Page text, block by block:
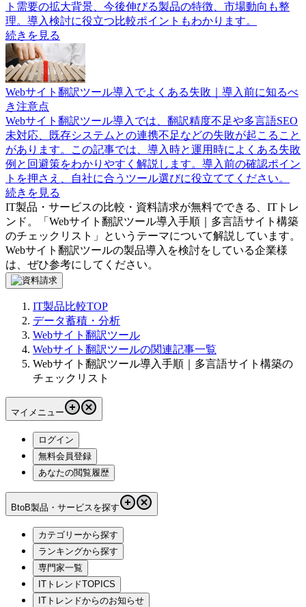
ト需要の拡大背景、今後伸びる製品の特徴、市場動向も整
理。導入検討に役立つ比較ポイントもわかります。
続きを見る
Webサイト翻訳ツール導入でよくある失敗｜導入前に知るべ
き注意点
Webサイト翻訳ツール導入では、翻訳精度不足や多言語SEO
未対応、既存システムとの連携不足などの失敗が起こること
があります。この記事では、導入時と運用時によくある失敗
例と回避策をわかりやすく解説します。導入前の確認ポイン
トを押さえ、自社に合うツール選びに役立ててください。
続きを見る
IT製品・サービスの比較・資料請求が無料でできる、ITトレ
ンド。「 Webサイト翻訳ツール導入手順｜多言語サイト構築
のチェックリスト 」というテーマについて解説しています。
Webサイト翻訳ツールの製品導入を検討をしている企業様
は、ぜひ参考にしてください。
IT製品比較TOP
データ蓄積・分析
Webサイト翻訳ツール
Webサイト翻訳ツールの関連記事一覧
Webサイト翻訳ツール導入手順｜多言語サイト構築の
チェックリスト
マイメニュー
ログイン
無料会員登録
あなたの閲覧履歴
BtoB製品・サービスを探す
カテゴリーから探す
ランキングから探す
専門家一覧
ITトレンドTOPICS
ITトレンドからのお知らせ